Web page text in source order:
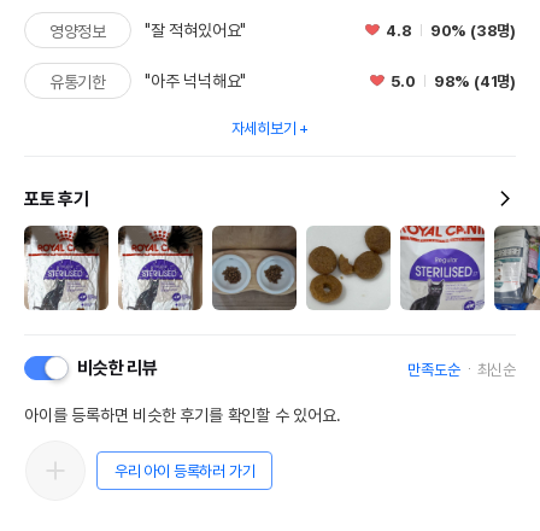
영양정보 "잘 적혀있어요" 4.8 90% (38명)
유통기한 "아주 넉넉해요" 5.0 98% (41명)
자세히보기
포토 후기
비슷한 리뷰 만족도순 최신순
아이를 등록하면 비슷한 후기를 확인할 수 있어요.
우리 아이 등록하러 가기